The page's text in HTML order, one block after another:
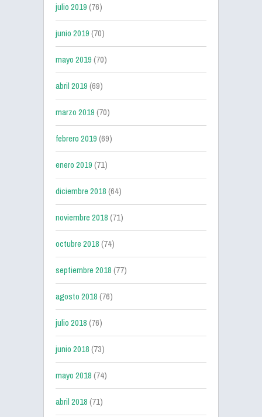
julio 2019(76)
junio 2019(70)
mayo 2019(70)
abril 2019(69)
marzo 2019(70)
febrero 2019(69)
enero 2019(71)
diciembre 2018(64)
noviembre 2018(71)
octubre 2018(74)
septiembre 2018(77)
agosto 2018(76)
julio 2018(76)
junio 2018(73)
mayo 2018(74)
abril 2018(71)